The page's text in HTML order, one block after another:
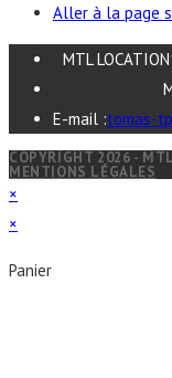
Aller à la page
MTL LOCATION
E-mail :tomas-
COPYRIGHT 2026 -
MENTIONS LÉGALES
×
×
Panier